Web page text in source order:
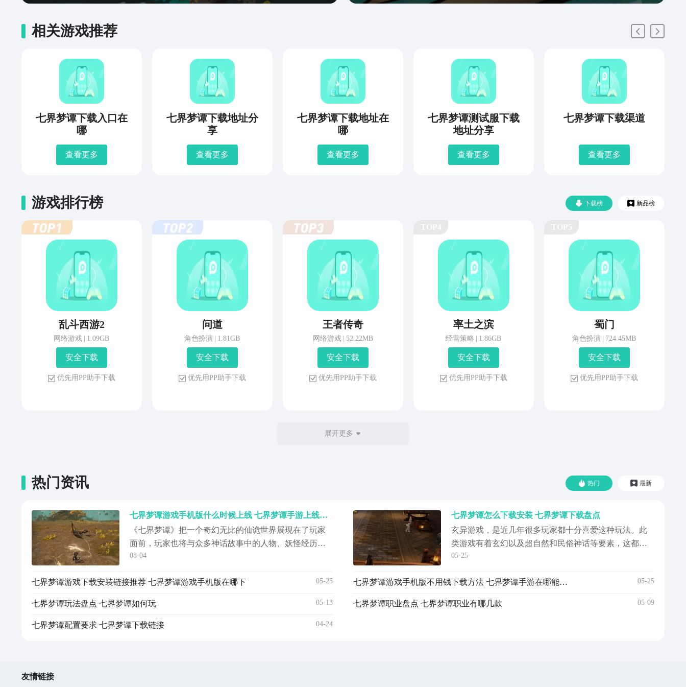
相关游戏推荐
七界梦谭下载入口在
哪
查看更多
七界梦谭下载地址分
享
查看更多
七界梦谭下载地址在
哪
查看更多
七界梦谭测试服下载
地址分享
查看更多
七界梦谭下载渠道
查看更多
下载榜 新品榜
游戏排行榜
乱斗西游2
网络游戏 1.09GB
安 全 下 载
优 先 用 P P 助 手 下 载
问道
角色扮演 1.81GB
安 全 下 载
优 先 用 P P 助 手 下 载
王者传奇
网络游戏 52.22MB
安 全 下 载
优 先 用 P P 助 手 下 载
率土之滨
经营策略 1.86GB
安 全 下 载
优 先 用 P P 助 手 下 载
蜀门
角色扮演 724.45MB
安 全 下 载
优 先 用 P P 助 手 下 载
展开更多
热门 最新
热门资讯
七界梦谭游戏手机版什么时候上线 七界梦谭手游上线时间推荐
《七界梦谭》把一个奇幻无比的仙诡世界展现在了玩家
面前，玩家也将与众多神话故事中的人物、妖怪经历奇
妙冒险，更有极具趣味的化形玩法，能让玩家变成各种
相关信息已经整理好，这就将七界梦谭公测信息分享给
址》》》》》#七...
08-04
七界梦谭游戏下载安装链接推荐 七界梦谭游戏手机版在哪下 05-25
七界梦谭玩法盘点 七界梦谭如何玩 05-13
七界梦谭配置要求 七界梦谭下载链接 04-24
七界梦谭怎么下载安装 七界梦谭下载盘点
玄异游戏，是近几年很多玩家都十分喜爱这种玩法。此
类游戏有着玄幻以及超自然和民俗神话等要素，这都是
不少玩家所感兴趣的。七界梦谭这个名字便是最近玩家
家来说如果对一款游戏感兴趣的话，那么就想要早点体
载》》》》》#七界梦...
05-25
七界梦谭游戏手机版不用钱下载方法 七界梦谭手游在哪能下载 05-25
七界梦谭职业盘点 七界梦谭职业有哪几款 05-09
友情链接